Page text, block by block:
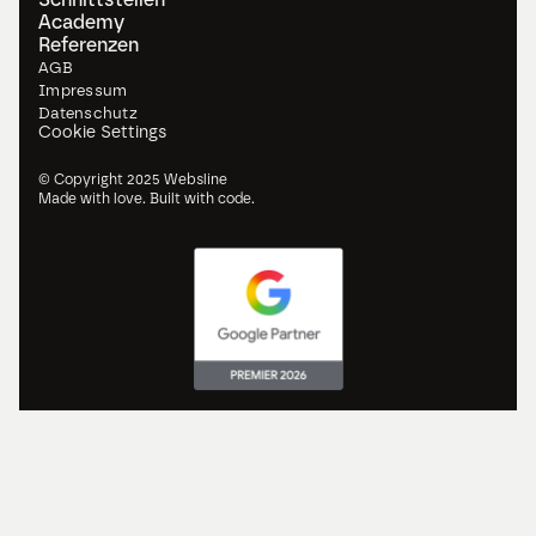
Academy
Referenzen
AGB
Impressum
Datenschutz
Cookie Settings
© Copyright 2025 Websline
Made with love. Built with code.